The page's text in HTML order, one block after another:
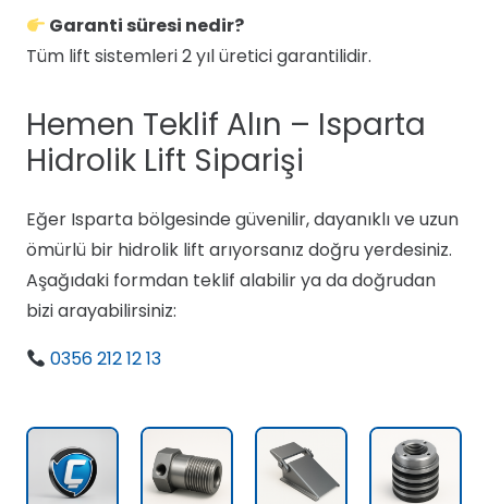
Garanti süresi nedir?
Tüm lift sistemleri 2 yıl üretici garantilidir.
Hemen Teklif Alın – Isparta
Hidrolik Lift Siparişi
Eğer Isparta bölgesinde güvenilir, dayanıklı ve uzun
ömürlü bir hidrolik lift arıyorsanız doğru yerdesiniz.
Aşağıdaki formdan teklif alabilir ya da doğrudan
bizi arayabilirsiniz:
0356 212 12 13